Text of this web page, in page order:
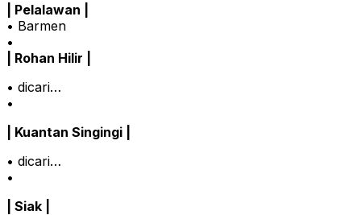
| Pelalawan |
• Barmen
•
| Rohan Hilir |
• dicari…
•
| Kuantan Singingi |
• dicari…
•
| Siak |